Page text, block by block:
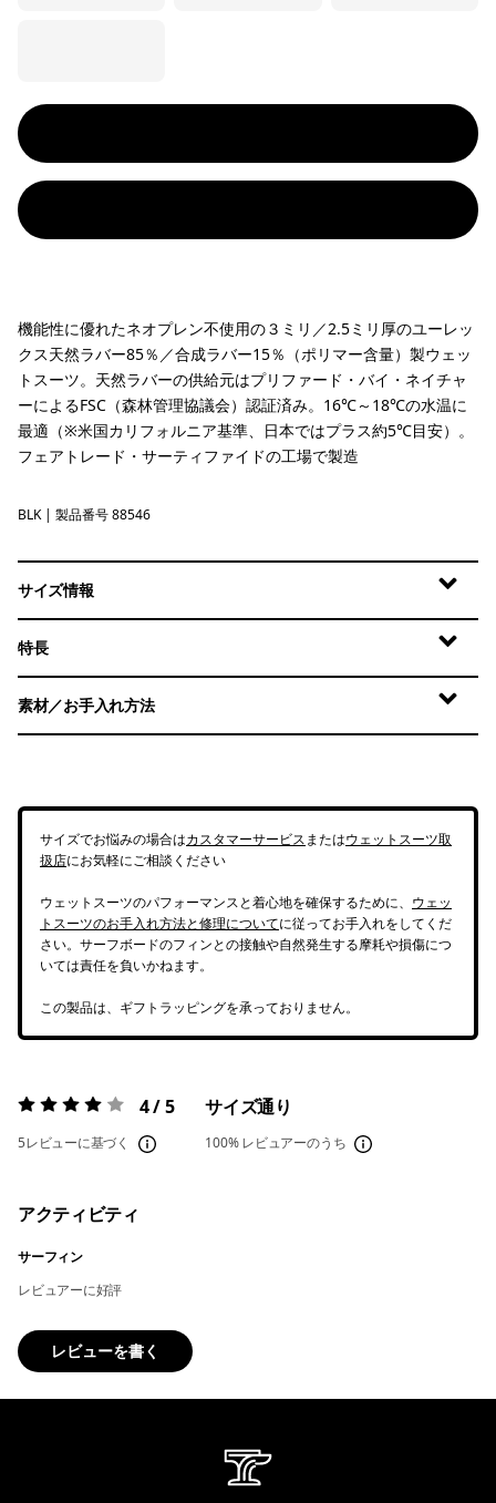
機能性に優れたネオプレン不使用の３ミリ／2.5ミリ厚のユーレッ
クス天然ラバー85％／合成ラバー15％（ポリマー含量）製ウェッ
トスーツ。天然ラバーの供給元はプリファード・バイ・ネイチャ
ーによるFSC（森林管理協議会）認証済み。16℃～18℃の水温に
最適（※米国カリフォルニア基準、日本ではプラス約5℃目安）。
フェアトレード・サーティファイドの工場で製造
Black
BLK | 製品番号 88546
サイズ情報
特長
素材／お手入れ方法
サイズでお悩みの場合はカスタマーサービスまたはウェットスーツ取
扱店にお気軽にご相談ください
ウェットスーツのパフォーマンスと着心地を確保するために、 ウェッ
トスーツのお手入れ方法と修理についてに従ってお手入れをしてくだ
さい。サーフボードのフィンとの接触や自然発生する摩耗や損傷につ
いては責任を負いかねます。
この製品は、ギフトラッピングを承っておりません。
評価:4 / 5 4 / 5
5レビューに基づく
サイズ通り
100% レビュアーのうち
アクティビティ
サーフィン
レビュアーに好評
レビューを書く